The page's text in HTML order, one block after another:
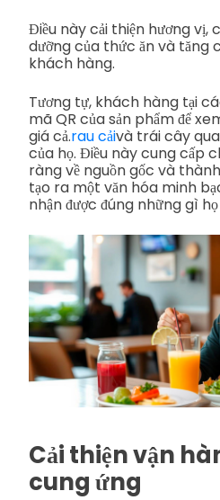
Điều này cải thiện hương
dưỡng của thức ăn và tăng
khách hàng.
Tương tự, khách hàng tại
mã QR của sản phẩm để
giá cả.rau cảivà trái cây
của họ. Điều này cung cấp
ràng về nguồn gốc và
tạo ra một văn hóa minh
nhận được đúng những gì
Cải thiện vận
cung ứng